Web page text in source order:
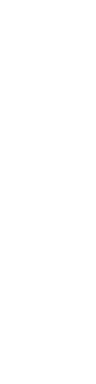
عالی کسب و کار
در دوره مدیریت